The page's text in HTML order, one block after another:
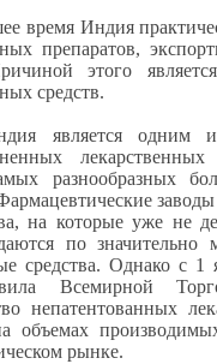
время Индия
препаратов,
этого
средств.
является одним
разнообразных
на которые уже не
по
средства. Однако с
Всемирной
непатентованных
объемах
рынке.